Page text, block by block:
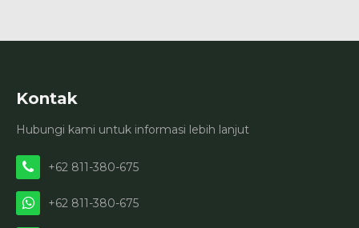
Kontak
Hubungi kami untuk informasi lebih lanjut
+62 811-380-675
+62 811-380-675